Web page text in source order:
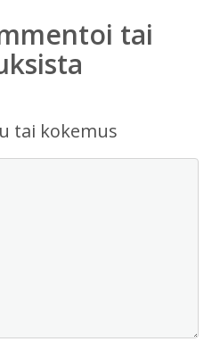
tai
tai kokemus